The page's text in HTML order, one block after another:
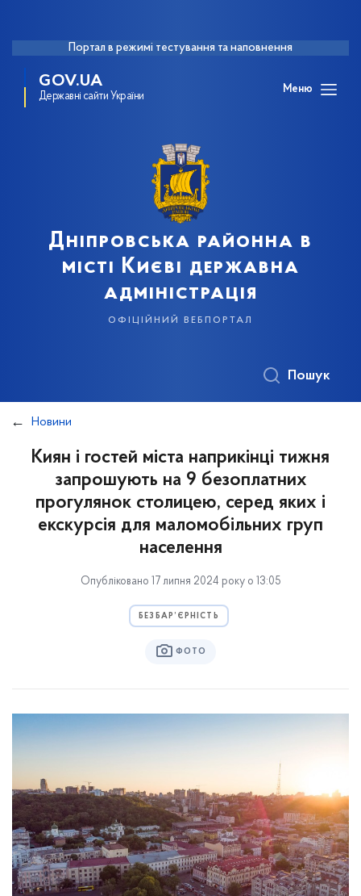
Портал в режимі тестування та наповнення
GOV.UA
Державні сайти України
Меню
Дніпровська районна в
місті Києві державна
адміністрація
офіційний вебпортал
Пошук
Новини
Киян і гостей міста наприкінці тижня
запрошують на 9 безоплатних
прогулянок столицею, серед яких і
екскурсія для маломобільних груп
населення
Опубліковано 17 липня 2024 року о 13:05
БЕЗБАР’ЄРНІСТЬ
ФОТО